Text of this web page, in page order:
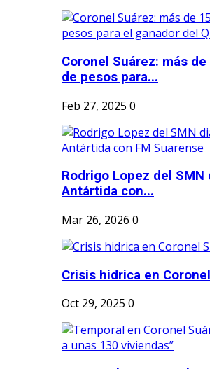
Coronel Suárez: más
de pesos para...
Feb 27, 2025 0
Rodrigo Lopez del
Antártida con...
Mar 26, 2026 0
Crisis hidrica en
Oct 29, 2025 0